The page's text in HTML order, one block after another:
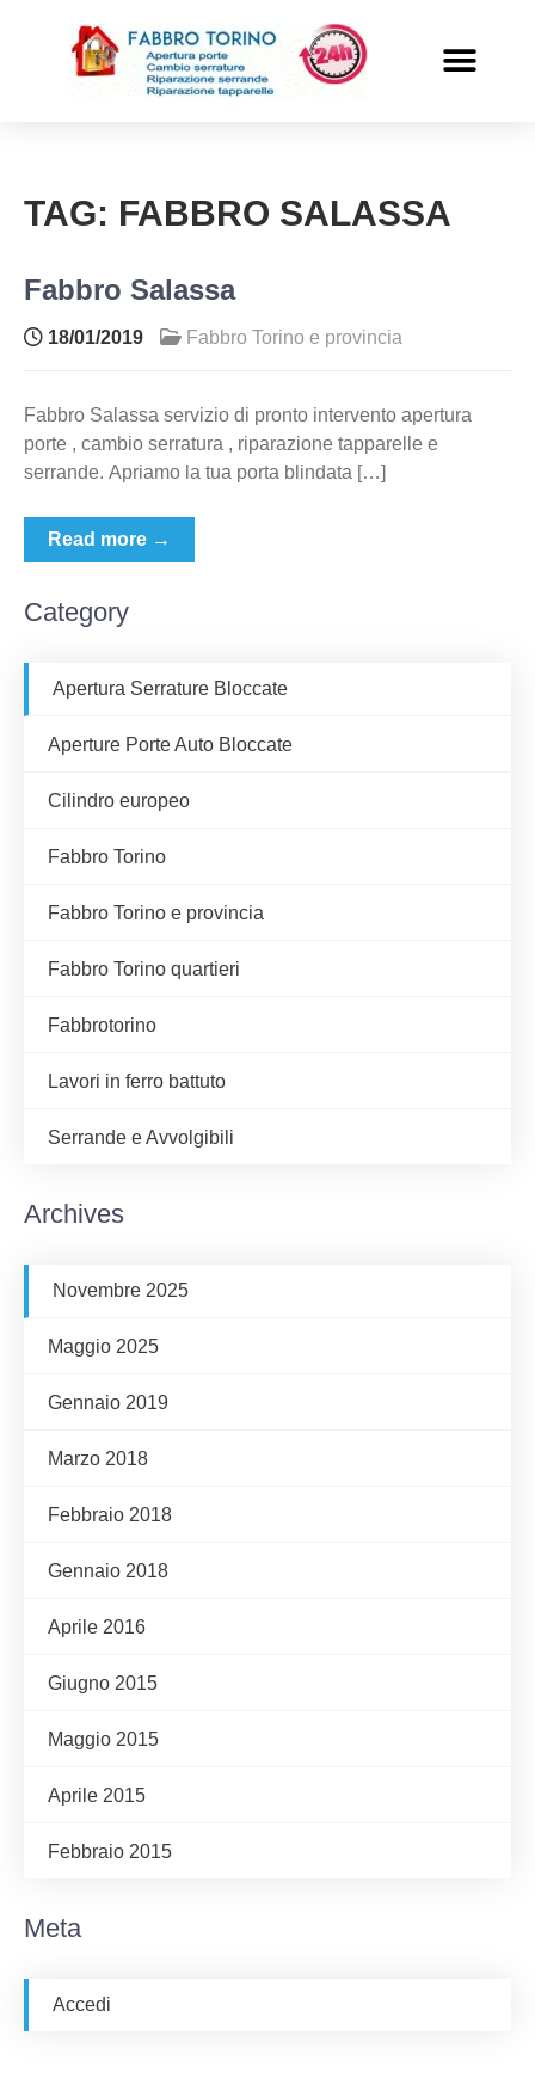
TAG: FABBRO SALASSA
Fabbro Salassa
18/01/2019 Fabbro Torino e provincia
Fabbro Salassa servizio di pronto intervento apertura
porte , cambio serratura , riparazione tapparelle e
serrande. Apriamo la tua porta blindata […]
Read more →
Category
Apertura Serrature Bloccate
Aperture Porte Auto Bloccate
Cilindro europeo
Fabbro Torino
Fabbro Torino e provincia
Fabbro Torino quartieri
Fabbrotorino
Lavori in ferro battuto
Serrande e Avvolgibili
Archives
Novembre 2025
Maggio 2025
Gennaio 2019
Marzo 2018
Febbraio 2018
Gennaio 2018
Aprile 2016
Giugno 2015
Maggio 2015
Aprile 2015
Febbraio 2015
Meta
Accedi